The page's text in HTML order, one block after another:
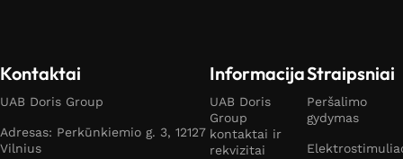
Kontaktai
UAB Doris Group
Adresas: Perkūnkiemio g. 3, 12127
Vilnius
Informacija
UAB Doris
Group
kontaktai ir
rekvizitai
Straipsniai
Peršalimo
gydymas